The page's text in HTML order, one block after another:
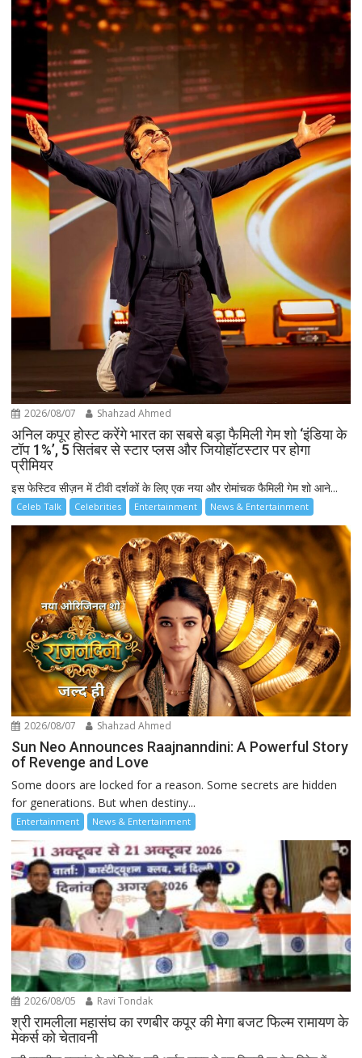
2026/08/07 Shahzad Ahmed
अनिल कपूर होस्ट करेंगे भारत का सबसे बड़ा फैमिली गेम शो ‘इंडिया के
टॉप 1%’, 5 सितंबर से स्टार प्लस और जियोहॉटस्टार पर होगा
प्रीमियर
इस फेस्टिव सीज़न में टीवी दर्शकों के लिए एक नया और रोमांचक फैमिली गेम शो आने...
Celeb Talk Celebrities Entertainment News & Entertainment
2026/08/07 Shahzad Ahmed
Sun Neo Announces Raajnanndini: A Powerful Story
of Revenge and Love
Some doors are locked for a reason. Some secrets are hidden
for generations. But when destiny...
Entertainment News & Entertainment
2026/08/05 Ravi Tondak
श्री रामलीला महासंघ का रणबीर कपूर की मेगा बजट फिल्म रामायण के
मेकर्स को चेतावनी